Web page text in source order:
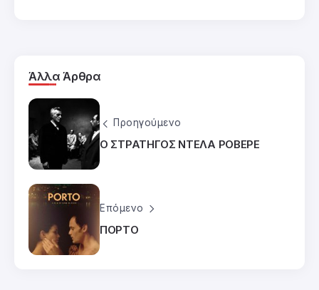
Άλλα Άρθρα
Προηγούμενο
Ο ΣΤΡΑΤΗΓΟΣ ΝΤΕΛΑ ΡΟΒΕΡΕ
Επόμενο
ΠΟΡΤΟ